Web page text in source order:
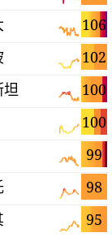
106
102
100
坦
100
99
98
95